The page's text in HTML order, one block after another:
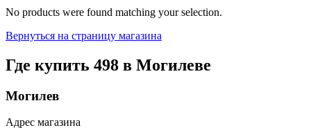
No products were found matching your selection.
Вернуться на страницу магазина
Где купить 498 в Могилеве
Могилев
Адрес магазина